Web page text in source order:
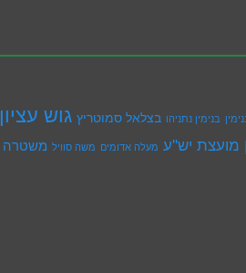
בנימין נתניהו בצלאל סמוטריץ גוש עציון
מועצת יש''ע מעלה אדומים משה סוויל משטרה